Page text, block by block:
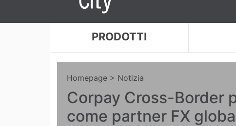
PRODOTTI
Homepage > Notizia
Corpay Cross-Border
come partner FX